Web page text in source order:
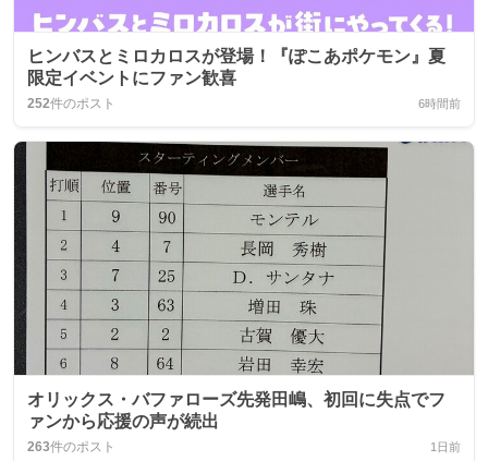
ヒンバスとミロカロスが登場！『ぽこあポケモン』夏
限定イベントにファン歓喜
252件のポスト 6時間前
オリックス・バファローズ先発田嶋、初回に失点でフ
ァンから応援の声が続出
263件のポスト 1日前